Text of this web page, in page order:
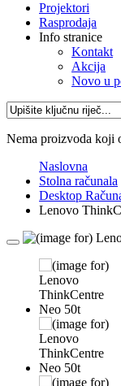
Projektori
Rasprodaja
Info stranice
Kontakt
Akcija
Novo u
Nema proizvoda koji
Naslovna
Stolna računala
Desktop
Lenovo